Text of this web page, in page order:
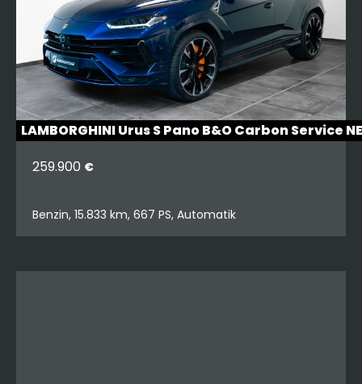
LAMBORGHINI Urus S Pano B&O Carbon Service
259.900 €
Benzin, 15.833 km, 667 PS, Automatik